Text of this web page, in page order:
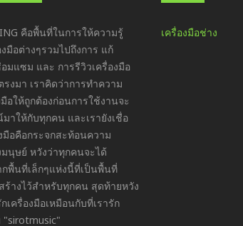
คือพื้นที่ในการให้ความรู้
งมือต่างๆรวมไปถึงการ แก้
มแซม และ การรีวิวเครื่องมือ
รงมา เราคิดว่าการทำความ
มือให้ถูกต้องก่อนการใช้งานจะ
าให้กับทุกคน และเรายังเชื่อ
มือคือกระจกสะท้อนความ
นุษย์ หวังว่าทุกคนจะได้
พื้นที่เล็กๆแห่งนี้ที่เป็นพื้นที่
างไว้สำหรับทุกคน สุดท้ายหวัง
เครื่องมือเหมือนกับที่เรารัก
เครื่องมือช่าง